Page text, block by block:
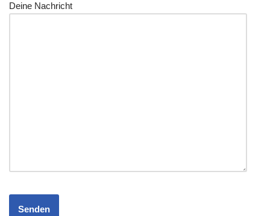
Dei­ne Nachricht